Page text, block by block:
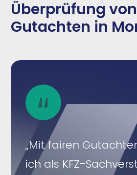
Überprüfung von
Gutachten in
„Mit fairen
ich als KFZ-